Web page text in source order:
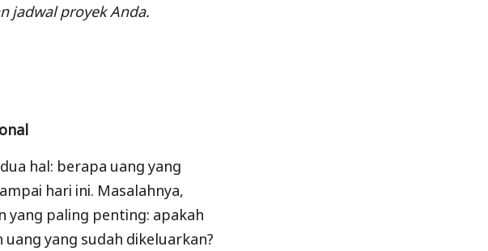
jadwal proyek Anda.
hal: berapa uang yang
hari ini. Masalahnya,
paling penting: apakah
yang sudah dikeluarkan?